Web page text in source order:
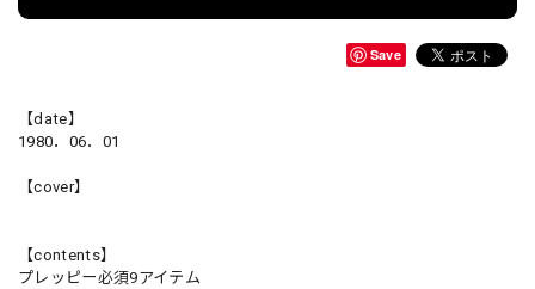
Save
【date】
1980．06．01
【cover】
【contents】
プレッピー必須9アイテム